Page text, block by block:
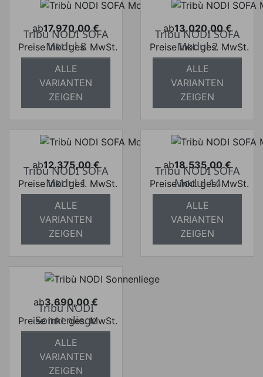
ab
Preis
17.970,00 €
Preise inkl. ges. MwSt.
absolut
versandkostenfrei
Tribù NODI SOFA
Modul 8
ALLE
VARIANTEN
ZEIGEN
ab
Preis
13.020,00 €
Preise inkl. ges. MwSt.
absolut
versandkostenfrei
Tribù NODI SOFA
Modul 2
ALLE
VARIANTEN
ZEIGEN
ab
Preis
12.375,00 €
Preise inkl. ges. MwSt.
absolut
versandkostenfrei
Tribù NODI SOFA
Modul 1
ALLE
VARIANTEN
ZEIGEN
ab
Preis
18.535,00 €
Preise inkl. ges. MwSt.
absolut
versandkostenfrei
Tribù NODI SOFA
Modul 14
ALLE
VARIANTEN
ZEIGEN
ab
Preis
3.690,00 €
Preise inkl. ges. MwSt.
absolut
versandkostenfrei
Tribù NODI
Sonnenliege
ALLE
VARIANTEN
ZEIGEN